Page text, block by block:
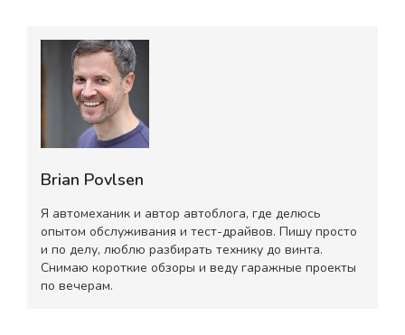
Brian Povlsen
Я автомеханик и автор автоблога, где делюсь
опытом обслуживания и тест-драйвов. Пишу просто
и по делу, люблю разбирать технику до винта.
Снимаю короткие обзоры и веду гаражные проекты
по вечерам.